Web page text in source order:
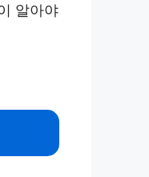
알아야